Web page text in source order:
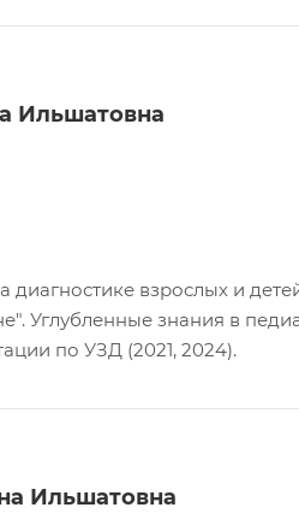
Ильшатовна
диагностике взрослых и
Углубленные знания в
по УЗД (2021, 2024).
Ильшатовна